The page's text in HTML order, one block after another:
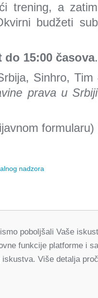
trening, a
budžeti
do 15:00 časova.
Sinhro,
prava u
nadzora
promene Srbija
poboljšali Vaše
funkcije platforme i
Više detalja